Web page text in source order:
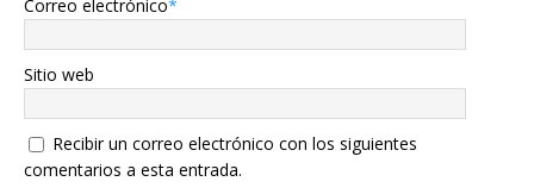
Correo electrónico*
Sitio web
Recibir un correo electrónico con los siguientes
comentarios a esta entrada.